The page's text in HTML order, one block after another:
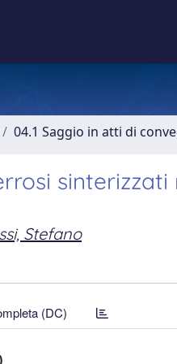
04.1 Saggio in atti di
Stefano
(DC)